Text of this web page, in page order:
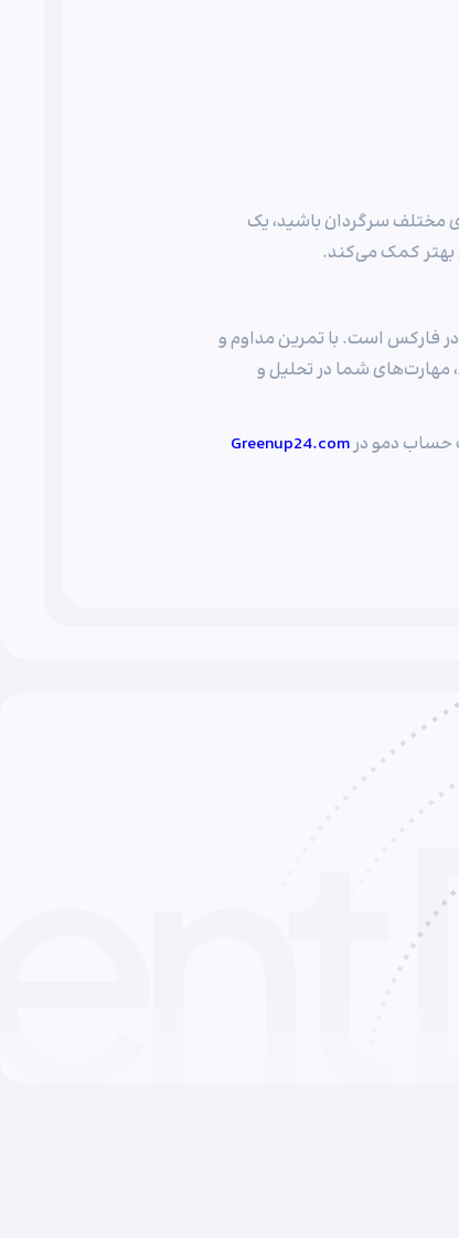
مختلف سرگردان باشید، یک
کمک می‌کند.
شما در فارکس است. با تمرین مداوم و
مهارت‌های شما در تحلیل و
حساب دمو درGreenup24.com